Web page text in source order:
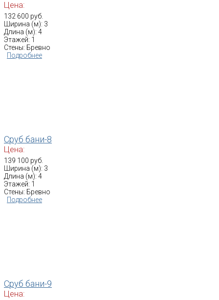
Цена:
132 600 руб.
Ширина (м): 3
Длина (м): 4
Этажей: 1
Стены: Бревно
Подробнее
Сруб бани-8
Цена:
139 100 руб.
Ширина (м): 3
Длина (м): 4
Этажей: 1
Стены: Бревно
Подробнее
Сруб бани-9
Цена: